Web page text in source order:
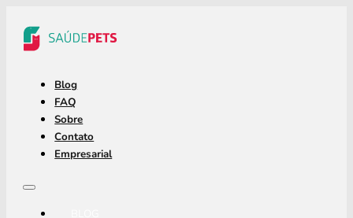
Blog
FAQ
Sobre
Contato
Empresarial